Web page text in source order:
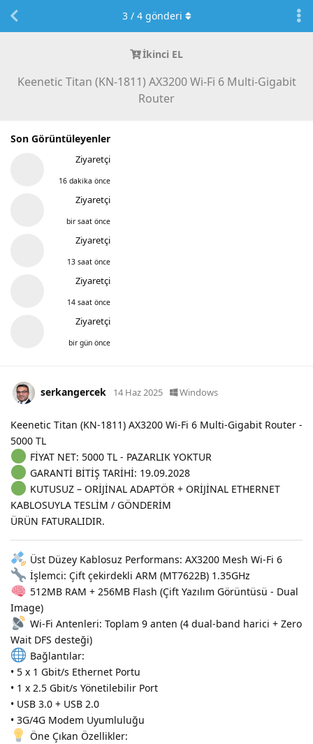
İkinci EL
Keenetic Titan (KN-1811) AX3200 Wi-Fi 6 Multi-Gigabit
Router
Son Görüntüleyenler
Ziyaretçi
16 dakika önce
Ziyaretçi
bir saat önce
Ziyaretçi
13 saat önce
Ziyaretçi
14 saat önce
Ziyaretçi
bir gün önce
3/ 4gönderi
serkangercek 14 Haz 2025 Windows
Keenetic Titan (KN-1811) AX3200 Wi-Fi 6 Multi-Gigabit Router -
5000 TL
FİYAT NET: 5000 TL - PAZARLIK YOKTUR
GARANTİ BİTİŞ TARİHİ: 19.09.2028
KUTUSUZ – ORİJİNAL ADAPTÖR + ORİJİNAL ETHERNET
KABLOSUYLA TESLİM / GÖNDERİM
ÜRÜN FATURALIDIR.
Üst Düzey Kablosuz Performans: AX3200 Mesh Wi-Fi 6
İşlemci: Çift çekirdekli ARM (MT7622B) 1.35GHz
512MB RAM + 256MB Flash (Çift Yazılım Görüntüsü - Dual
Image)
Wi-Fi Antenleri: Toplam 9 anten (4 dual-band harici + Zero
Wait DFS desteği)
Bağlantılar:
• 5 x 1 Gbit/s Ethernet Portu
• 1 x 2.5 Gbit/s Yönetilebilir Port
• USB 3.0 + USB 2.0
• 3G/4G Modem Uyumluluğu
Öne Çıkan Özellikler: